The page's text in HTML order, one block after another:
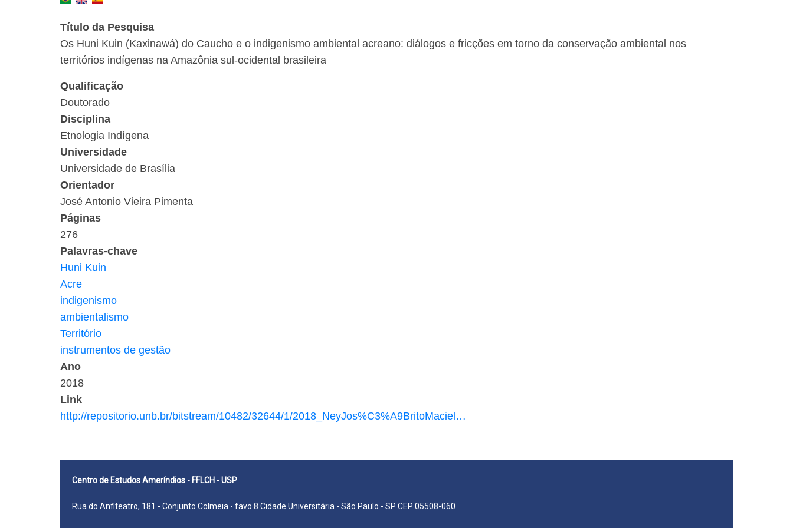
Título da Pesquisa
Os Huni Kuin (Kaxinawá) do Caucho e o indigenismo ambiental acreano: diálogos e fricções em torno da conservação ambiental nos
territórios indígenas na Amazônia sul-ocidental brasileira
Qualificação
Doutorado
Disciplina
Etnologia Indígena
Universidade
Universidade de Brasília
Orientador
José Antonio Vieira Pimenta
Páginas
276
Palavras-chave
Huni Kuin
Acre
indigenismo
ambientalismo
Território
instrumentos de gestão
Ano
2018
Link
http://repositorio.unb.br/bitstream/10482/32644/1/2018_NeyJos%C3%A9BritoMaciel…
Centro de Estudos Ameríndios - FFLCH - USP
Rua do Anfiteatro, 181 - Conjunto Colmeia - favo 8 Cidade Universitária - São Paulo - SP CEP 05508-060